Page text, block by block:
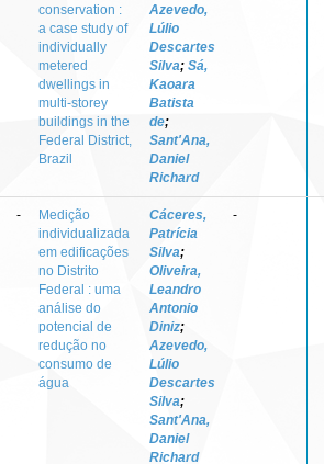
conservation :
a case study of
individually
metered
dwellings in
multi-storey
buildings in the
Federal District,
Brazil
Azevedo,
Lúlio
Descartes
Silva; Sá,
Kaoara
Batista
de;
Sant'Ana,
Daniel
Richard
-
Medição
individualizada
em edificações
no Distrito
Federal : uma
análise do
potencial de
redução no
consumo de
água
Cáceres,
Patrícia
Silva;
Oliveira,
Leandro
Antonio
Diniz;
Azevedo,
Lúlio
Descartes
Silva;
Sant'Ana,
Daniel
Richard
-